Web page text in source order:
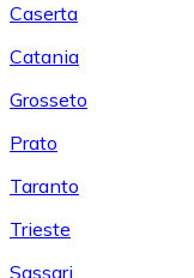
Caserta
Catania
Grosseto
Prato
Taranto
Trieste
Sassari